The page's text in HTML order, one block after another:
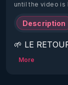
until the video is
Description
🌱 LE
2022)!
More